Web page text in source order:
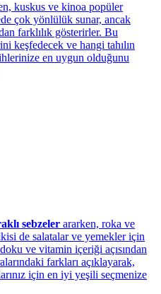
kuskus ve kinoa popüler
çok yönlülük sunar, ancak
farklılık gösterirler. Bu
keşfedecek ve hangi tahılın
en uygun olduğunu
sebzeler ararken, roka ve
de salatalar ve yemekler için
ve vitamin içeriği açısından
farkları açıklayarak,
için en iyi yeşili seçmenize